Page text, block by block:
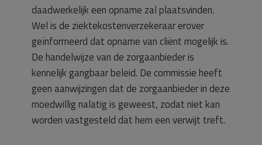
daadwerkelijk een opname zal plaatsvinden.
Wel is de ziektekostenverzekeraar erover
geïnformeerd dat opname van cliënt mogelijk is.
De handelwijze van de zorgaanbieder is
kennelijk gangbaar beleid. De commissie heeft
geen aanwijzingen dat de zorgaanbieder in deze
moedwillig nalatig is geweest, zodat niet kan
worden vastgesteld dat hem een verwijt treft.